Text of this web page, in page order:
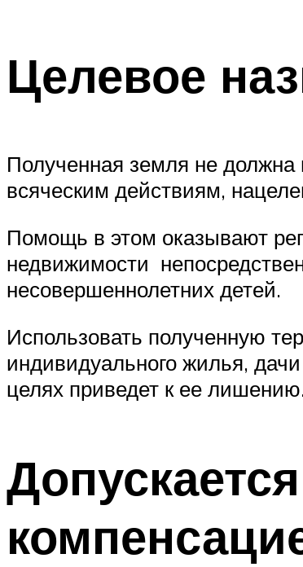
Целевое
Полученная земля не должна
всяческим действиям,
Помощь в этом оказывают
недвижимости
несовершеннолетних детей.
Использовать полученную
индивидуального жилья,
целях приведет к ее